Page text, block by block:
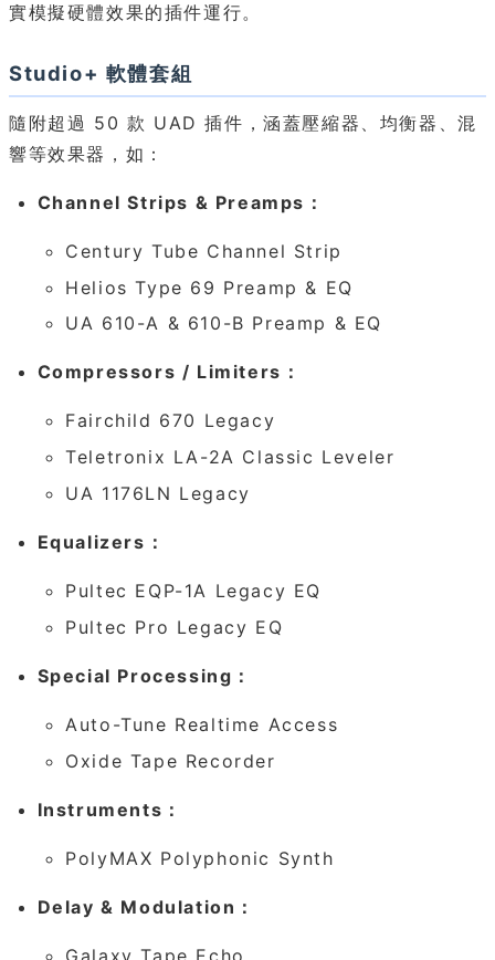
實模擬硬體效果的插件運行。
Studio+ 軟體套組
隨附超過 50 款 UAD 插件，涵蓋壓縮器、均衡器、混
響等效果器，如：
Channel Strips & Preamps：
Century Tube Channel Strip
Helios Type 69 Preamp & EQ
UA 610-A & 610-B Preamp & EQ
Compressors / Limiters：
Fairchild 670 Legacy
Teletronix LA-2A Classic Leveler
UA 1176LN Legacy
Equalizers：
Pultec EQP-1A Legacy EQ
Pultec Pro Legacy EQ
Special Processing：
Auto-Tune Realtime Access
Oxide Tape Recorder
Instruments：
PolyMAX Polyphonic Synth
Delay & Modulation：
Galaxy Tape Echo